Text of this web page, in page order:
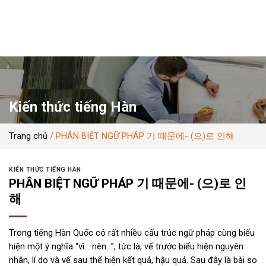
Kiến thức tiếng Hàn
Trang chủ / PHÂN BIỆT NGỮ PHÁP 기 때문에- (으)로 인해
KIẾN THỨC TIẾNG HÀN
PHÂN BIỆT NGỮ PHÁP 기 때문에- (으)로 인
해
Trong tiếng Hàn Quốc có rất nhiều cấu trúc ngữ pháp cùng biểu
hiện một ý nghĩa “vì… nên…”, tức là, vế trước biểu hiện nguyên
nhân, lí do và vế sau thể hiện kết quả, hậu quả. Sau đây là bài so